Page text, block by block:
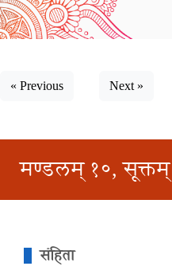
« Previous Next »
मण्डलम् १०,
संहिता